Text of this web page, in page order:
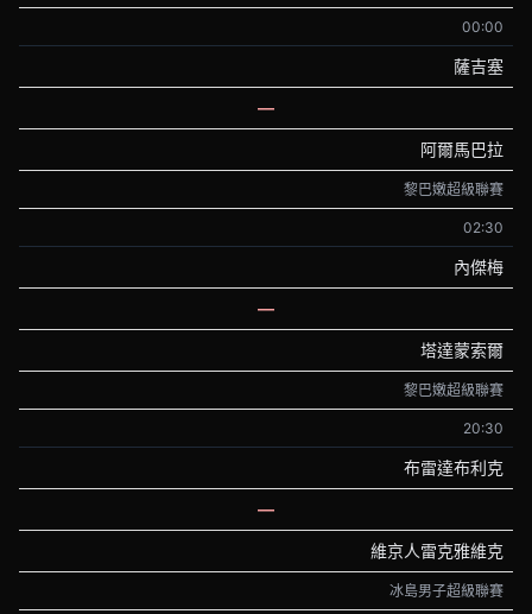
00:00
薩吉塞
—
阿爾馬巴拉
黎巴嫩超級聯賽
02:30
內傑梅
—
塔達蒙索爾
黎巴嫩超級聯賽
20:30
布雷達布利克
—
維京人雷克雅維克
冰島男子超級聯賽